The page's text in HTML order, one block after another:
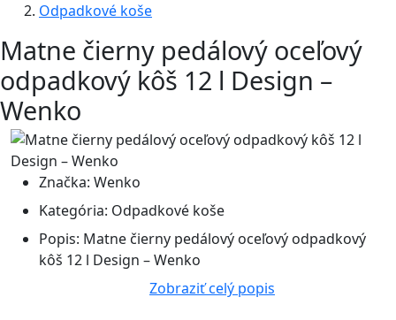
Odpadkové koše
Matne čierny pedálový oceľový
odpadkový kôš 12 l Design –
Wenko
Značka: Wenko
Kategória: Odpadkové koše
Popis: Matne čierny pedálový oceľový odpadkový
kôš 12 l Design – Wenko
Zobraziť celý popis